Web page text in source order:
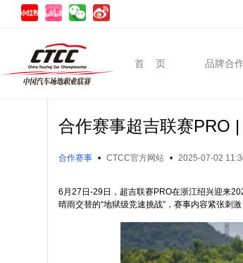
首 页 品牌合
合作赛事超吉联赛PRO
合作赛事 • CTCC官方网站 • 2025-07-02
6月27日-29日，超吉联赛PRO在浙江绍兴迎来
晴雨交替的“地狱级竞速挑战”，赛事内容紧张刺